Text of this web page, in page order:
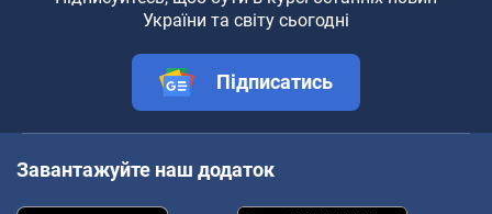
України та світу сьогодні
Підписатись
Завантажуйте наш додаток